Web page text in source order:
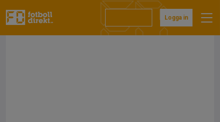
till
Logga in